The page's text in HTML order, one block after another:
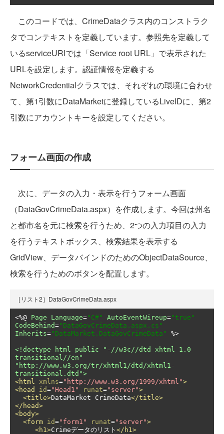
このコードでは、CrimeDataクラス内のコンストラク
タでコンテキストを定義しています。参照先を定義して
いるserviceURIでは「Service root URL」で表示された
URLを設定します。認証情報を定義する
NetworkCredentialクラスでは、それぞれの環境に合わせ
て、第1引数にDataMarketに登録しているLiveIDに、第2
引数にアカウントキーを設定してください。
フォーム画面の作成
次に、データの入力・表示を行うフォーム画面
（DataGovCrimeData.aspx）を作成します。今回は州名
と都市名を元に検索を行うため、2つの入力項目の入力
を行うテキストボックス、検索結果を表示する
GridView、データバインドのためのObjectDataSource、
検索を行うためのボタンを配置します。
［リスト2］DataGovCrimeData.aspx
<%@ Page Language="C#" AutoEventWireup="true"
CodeBehind="DataGovCrimeData.aspx.cs"
Inherits="DataMarket.DataGovCrimeData" %>
<!doctype html public "-//w3c//dtd xhtml 1.0
transitional//en"
"http://www.w3.org/tr/xhtml1/dtd/xhtml1-
transitional.dtd">
<html
xmlns="http://www.w3.org/1999/xhtml">
<head
id="Head1" runat="server">
<title>DataMarket CrimeData</title>
</head>
<body>
<form id="form1" runat="server">
<h1>Crimeデータのリスト </h1>